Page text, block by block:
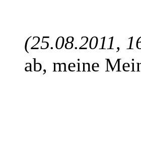
(25.08.2011,
ab, meine